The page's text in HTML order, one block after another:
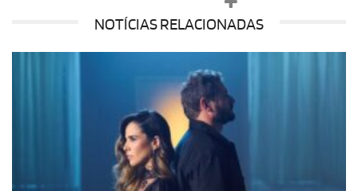
NOTÍCIAS RELACIONADAS